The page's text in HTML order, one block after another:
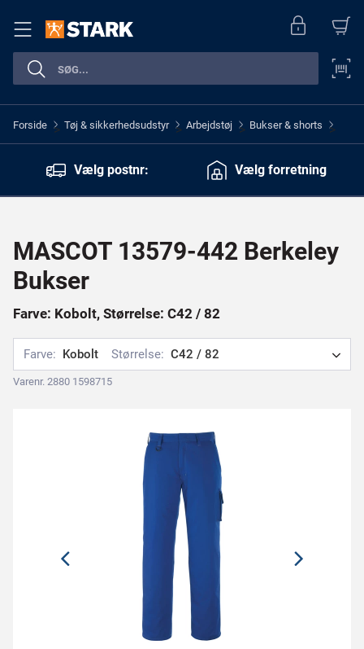
Forside > Tøj & sikkerhedsudstyr > Arbejdstøj > Bukser & shorts >
Vælg postnr: Vælg forretning
MASCOT 13579-442 Berkeley
Bukser
Farve: Kobolt, Størrelse: C42 / 82
Farve: Kobolt Størrelse: C42 / 82
Varenr. 2880 1598715